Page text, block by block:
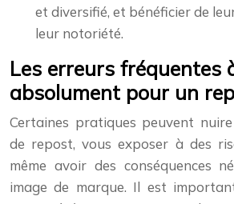
et diversifié, et bénéficier de
leur notoriété.
Les erreurs fréquentes
absolument pour un
Certaines pratiques peuvent
de repost, vous exposer à des
même avoir des conséquences
image de marque. Il est